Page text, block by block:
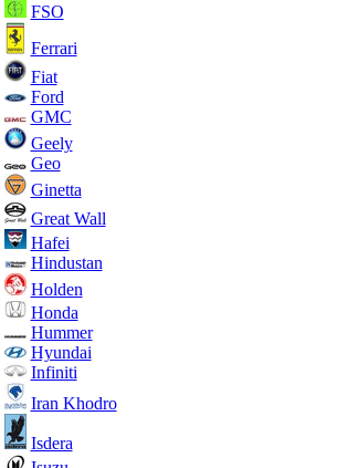
FSO
Ferrari
Fiat
Ford
GMC
Geely
Geo
Ginetta
Great Wall
Hafei
Hindustan
Holden
Honda
Hummer
Hyundai
Infiniti
Iran Khodro
Isdera